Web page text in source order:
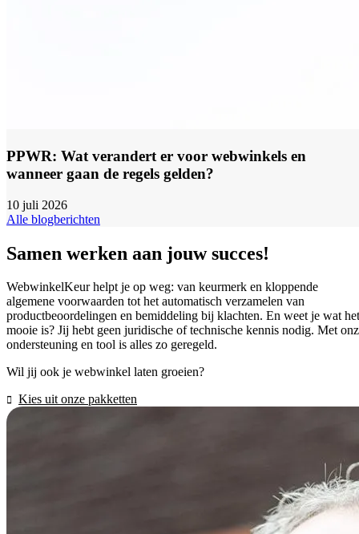
PPWR: Wat verandert er voor webwinkels en
wanneer gaan de regels gelden?
10 juli 2026
Alle blogberichten
Samen werken aan jouw succes!
WebwinkelKeur helpt je op weg: van keurmerk en kloppende
algemene voorwaarden tot het automatisch verzamelen van
productbeoordelingen en bemiddeling bij klachten. En weet je wat het
mooie is? Jij hebt geen juridische of technische kennis nodig. Met
ondersteuning en tool is alles zo geregeld.
Wil jij ook je webwinkel laten groeien?
Kies uit onze pakketten